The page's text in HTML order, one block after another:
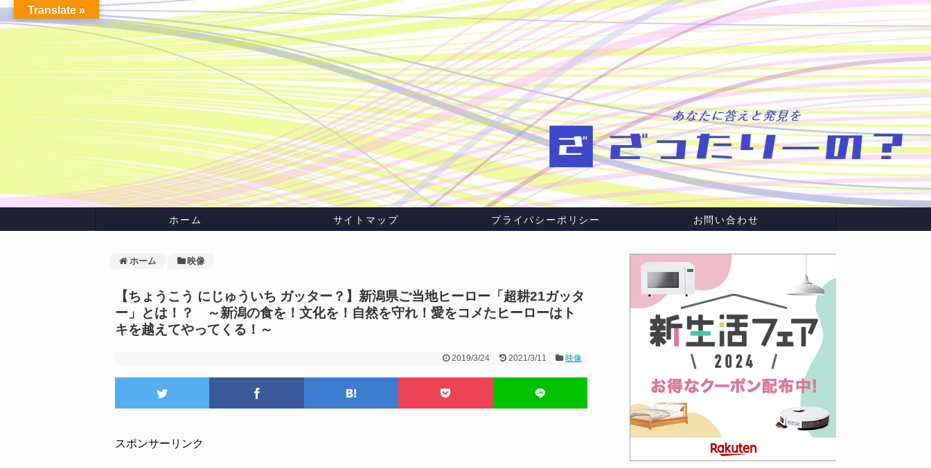
ホーム サイトマップ プライバシーポリシー お問い合わせ
ホーム 映像
【ちょうこう にじゅういち ガッター？】新潟県ご当地ヒーロー「超耕21ガッタ
ー」とは！？ ～新潟の食を！文化を！自然を守れ！愛をコメたヒーローはト
キを越えてやってくる！～
2019/3/24 2021/3/11 映像
スポンサーリンク
Translate »